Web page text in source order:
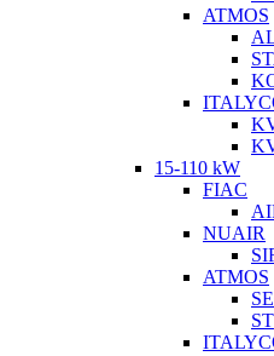
ATMOS
15-110 kW
FIAC
NUAIR
ATMOS
ST